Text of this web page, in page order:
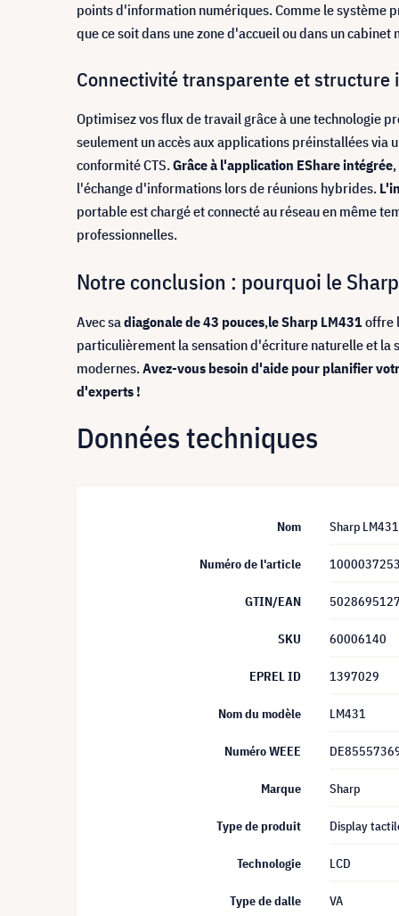
points d'information numériques. Comme le système
que ce soit dans une zone d'accueil ou dans un
Connectivité transparente et
Optimisez vos flux de travail grâce à une technologie
seulement un accès aux applications préinstallées
conformité CTS.Grâce à l'application EShare intégrée
l'échange d'informations lors de réunions hybrides.
portable est chargé et connecté au réseau en même
professionnelles.
Notre conclusion : pourquoi le
Avec sadiagonale de 43 pouces,le Sharp LM431offre
particulièrement la sensation d'écriture naturelle et la
modernes.Avez-vous besoin d'aide pour planifier
d'experts !
Données techniques
Nom Sharp
Numéro de l'article 1000037253
GTIN/EAN
SKU 60006140
EPREL ID 1397029
Nom du modèle LM431
Numéro WEEE
Marque Sharp
Type de produit Display
Technologie LCD
Type de dalle VA